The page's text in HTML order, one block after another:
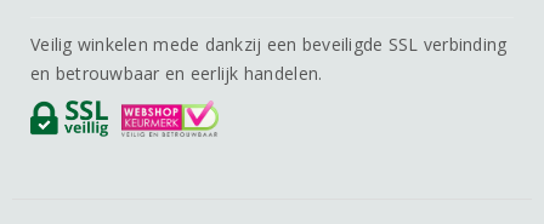
Veilig winkelen mede dankzij een beveiligde SSL verbinding
en betrouwbaar en eerlijk handelen.